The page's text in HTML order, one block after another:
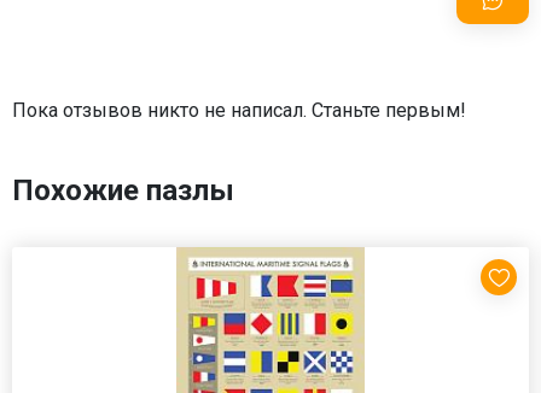
Пока отзывов никто не написал. Станьте первым!
Похожие пазлы